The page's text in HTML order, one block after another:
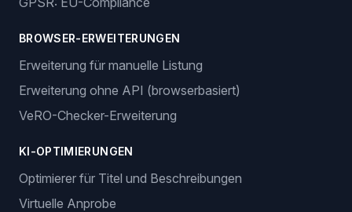
BROWSER-ERWEITERUNGEN
Erweiterung für manuelle Listung
Erweiterung ohne API (browserbasiert)
VeRO-Checker-Erweiterung
KI-OPTIMIERUNGEN
Optimierer für Titel und Beschreibungen
Virtuelle Anprobe